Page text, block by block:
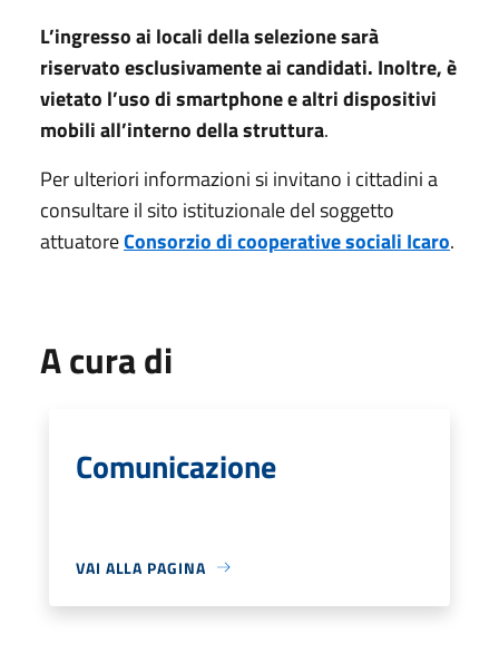
L’ingresso ai locali della selezione sarà
riservato esclusivamente ai candidati. Inoltre, è
vietato l’uso di smartphone e altri dispositivi
mobili all’interno della struttura.
Per ulteriori informazioni si invitano i cittadini a
consultare il sito istituzionale del soggetto
attuatoreConsorzio di cooperative sociali Icaro.
A cura di
Comunicazione
VAI ALLA PAGINA